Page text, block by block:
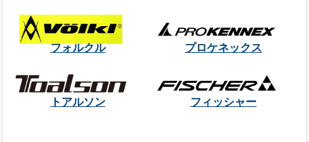
フォルクル プロケネックス
トアルソン フィッシャー